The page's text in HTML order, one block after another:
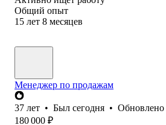
Общий опыт
15 лет 8 месяцев
Менеджер по продажам
37 лет • Был сегодня • Обновлено
180 000 ₽